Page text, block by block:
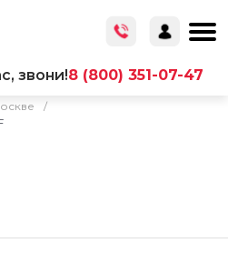
звони!8 (800) 351-07-47
/